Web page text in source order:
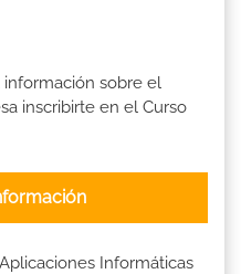
información sobre el
inscribirte en el Curso
Informáticas